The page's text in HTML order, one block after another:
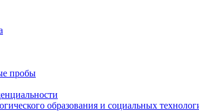
пробы
образования и социальных